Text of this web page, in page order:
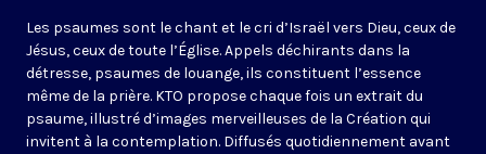
Les psaumes sont le chant et le cri d’Israël vers Dieu, ceux de
Jésus, ceux de toute l’Église. Appels déchirants dans la
détresse, psaumes de louange, ils constituent l’essence
même de la prière. KTO propose chaque fois un extrait du
psaume, illustré d’images merveilleuses de la Création qui
invitent à la contemplation. Diffusés quotidiennement avant